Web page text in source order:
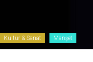
Kültür & Sanat Manşet